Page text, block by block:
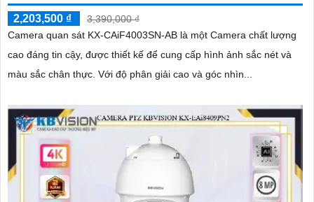
2,203,500 ₫
3,390,000 ₫
Camera quan sát KX-CAiF4003SN-AB là một Camera chất lượng
cao đáng tin cậy, được thiết kế để cung cấp hình ảnh sắc nét và
màu sắc chân thực. Với độ phân giải cao và góc nhìn...